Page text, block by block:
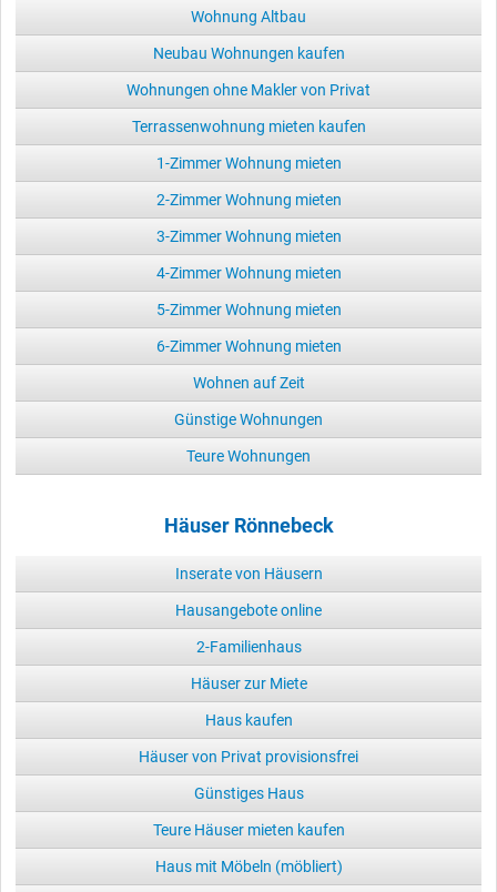
Wohnung Altbau
Neubau Wohnungen kaufen
Wohnungen ohne Makler von Privat
Terrassenwohnung mieten kaufen
1-Zimmer Wohnung mieten
2-Zimmer Wohnung mieten
3-Zimmer Wohnung mieten
4-Zimmer Wohnung mieten
5-Zimmer Wohnung mieten
6-Zimmer Wohnung mieten
Wohnen auf Zeit
Günstige Wohnungen
Teure Wohnungen
Häuser Rönnebeck
Inserate von Häusern
Hausangebote online
2-Familienhaus
Häuser zur Miete
Haus kaufen
Häuser von Privat provisionsfrei
Günstiges Haus
Teure Häuser mieten kaufen
Haus mit Möbeln (möbliert)